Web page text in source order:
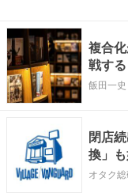
複合
戦す
飯田一史
閉店
換」
に滲
オタク